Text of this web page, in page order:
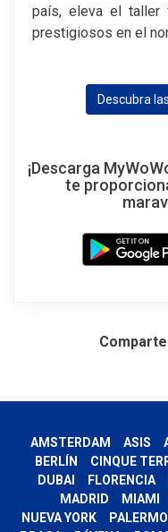
país, eleva el taller
prestigiosos en el
Descubra
¡Descarga
te
AMSTERDAM ASIS
BERLÍN
CINQUE
DUBAI
FLORENCIA
MADRID
MIAMI
NUEVA YORK
PALERMO